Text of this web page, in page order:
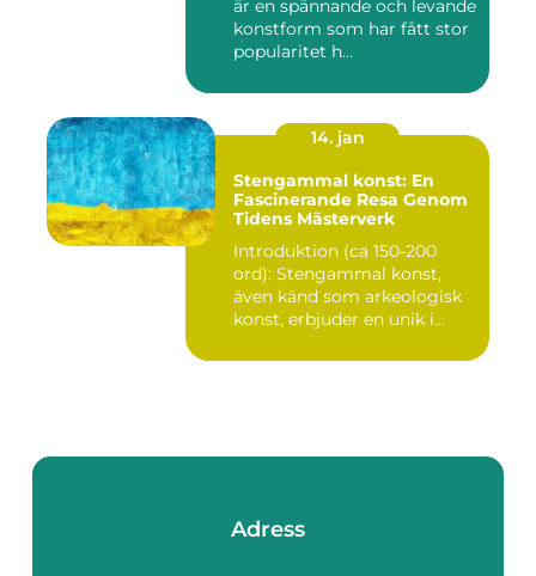
är en spännande och levande
konstform som har fått stor
popularitet h...
14. jan
Stengammal konst: En
Fascinerande Resa Genom
Tidens Mästerverk
Introduktion (ca 150-200
ord): Stengammal konst,
även känd som arkeologisk
konst, erbjuder en unik i...
Adress